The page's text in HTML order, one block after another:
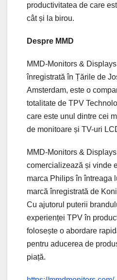
productivitatea de care
cât și la birou.
Despre MMD
MMD-Monitors &
înregistrată în Țările de
Amsterdam, este o
totalitate de TPV
care este unul dintre cei
de monitoare și TV-uri
MMD-Monitors &
comercializează și vinde
marca Philips în întreaga
marcă înregistrată de
Cu ajutorul puterii
experienței TPV în
folosește o abordare
pentru aducerea de
piață.